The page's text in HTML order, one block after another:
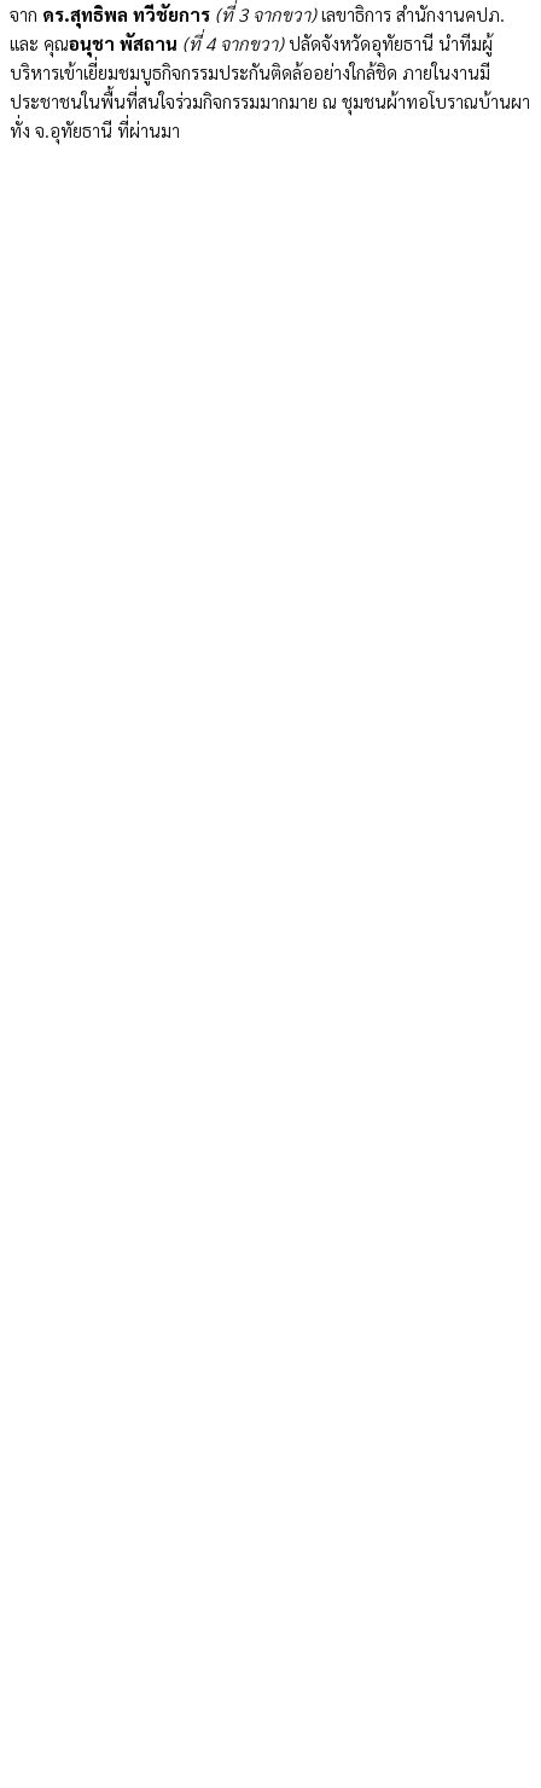
จาก ดร.สุทธิพล ทวีชัยการ (ที่ 3 จากขวา)เลขาธิการ สำนักงานคปภ.
และ คุณอนุชา พัสถาน (ที่ 4 จากขวา)ปลัดจังหวัดอุทัยธานี นำทีมผู้
บริหารเข้าเยี่ยมชมบูธกิจกรรมประกันติดล้ออย่างใกล้ชิด ภายในงานมี
ประชาชนในพื้นที่สนใจร่วมกิจกรรมมากมาย ณ ชุมชนผ้าทอโบราณบ้านผา
ทั่ง จ.อุทัยธานี ที่ผ่านมา